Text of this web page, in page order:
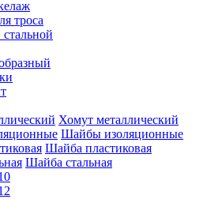
троса
Хомут металлический
Шайбы изоляционные
Шайба пластиковая
Шайба стальная